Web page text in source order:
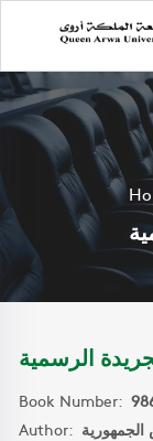
الرسمية
Book Number:
Author: